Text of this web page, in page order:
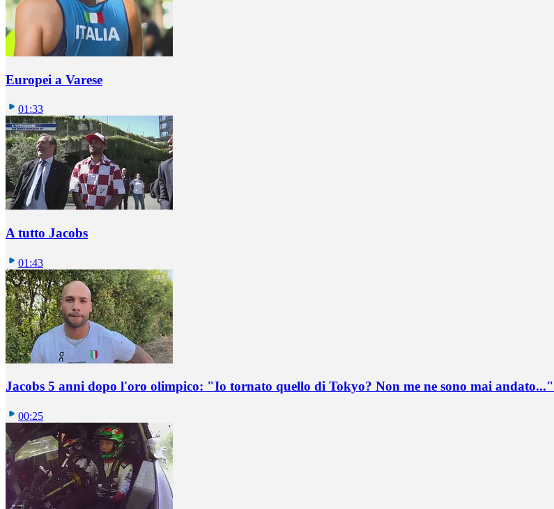
Europei a Varese
01:33
A tutto Jacobs
01:43
Jacobs 5 anni dopo l'oro olimpico: "Io tornato quello di Tokyo? Non me ne sono mai andato..."
00:25